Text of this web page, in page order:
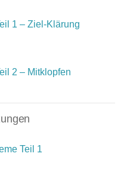
1 – Ziel-Klärung
2 – Mitklopfen
Teil 1